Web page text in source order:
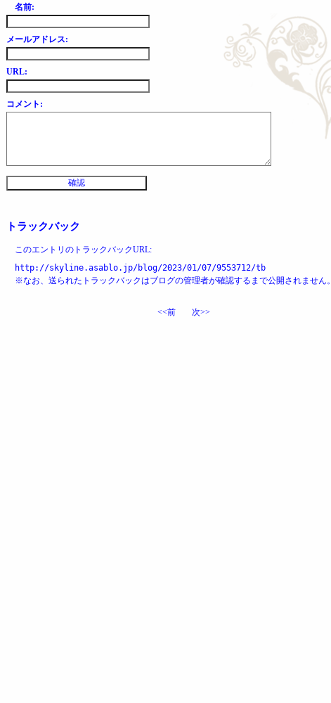
名前:
メールアドレス:
URL:
コメント:
トラックバック
このエントリのトラックバックURL:
http://skyline.asablo.jp/blog/2023/01/07/9553712/tb
※なお、送られたトラックバックはブログの管理者が確認するまで公開されません。
<<前 次>>